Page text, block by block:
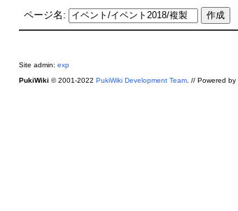
ページ名:
Site admin: exp
PukiWiki © 2001-2022 PukiWiki Development Team. // Powered by